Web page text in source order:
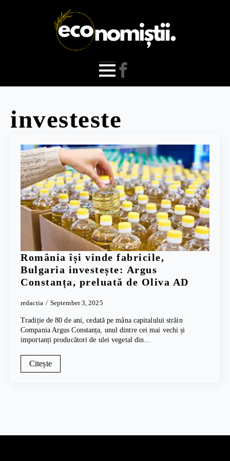
investeste
România își vinde fabricile,
Bulgaria investește: Argus
Constanța, preluată de Oliva AD
redactia September 3, 2025
Tradiție de 80 de ani, cedată pe mâna capitalului străin
Compania Argus Constanța, unul dintre cei mai vechi și
importanți producători de ulei vegetal din…
Citește